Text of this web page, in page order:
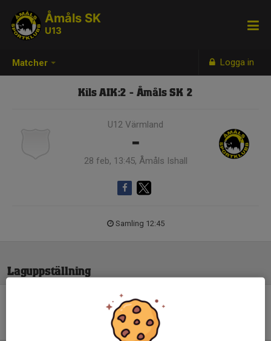
Matcher Logga in
Åmåls SK
U13
Kils AIK:2 - Åmåls SK 2
U12 Värmland
-
28 feb, 13:45, Åmåls Ishall
Samling 12:45
Laguppställning
Ingen uppställning ifylld